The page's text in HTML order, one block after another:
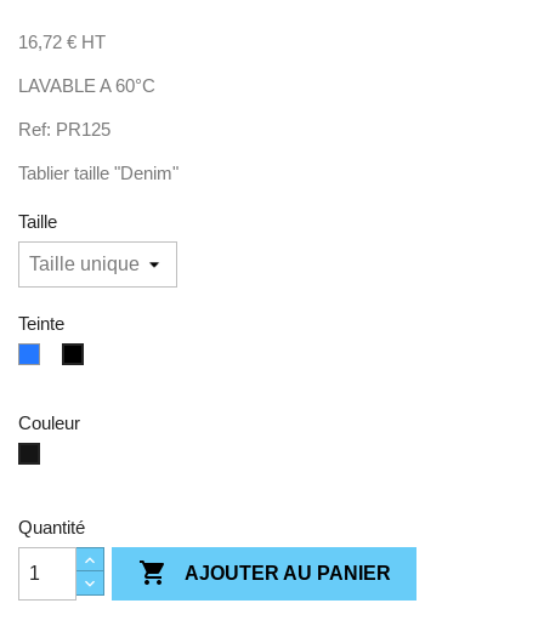
16,72 € HT
LAVABLE A 60°C
Ref: PR125
Tablier taille "Denim"
Taille
Teinte
Couleur
Quantité
 AJOUTER AU PANIER